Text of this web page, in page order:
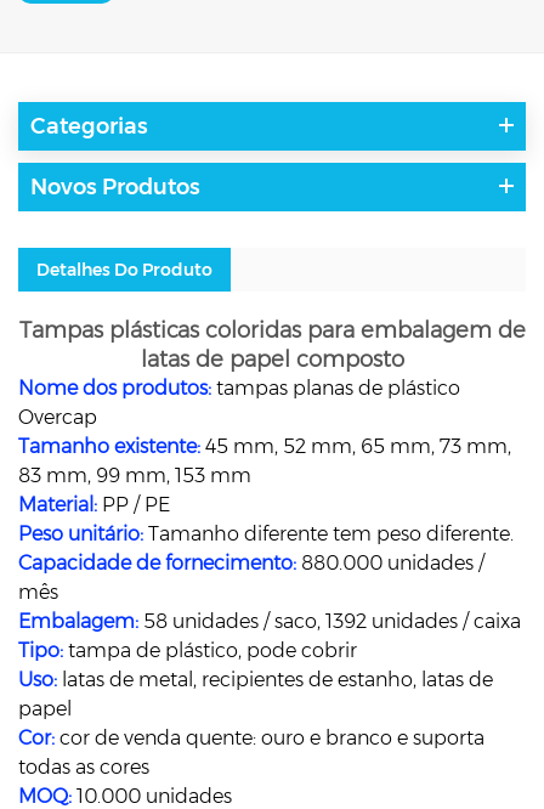
Categorias
Novos Produtos
Detalhes Do Produto
Tampas plásticas coloridas para embalagem de
latas de papel composto
Nome dos produtos: tampas planas de plástico
Overcap
Tamanho existente: 45 mm, 52 mm, 65 mm, 73 mm,
83 mm, 99 mm, 153 mm
Material: PP / PE
Peso unitário: Tamanho diferente tem peso diferente.
Capacidade de fornecimento: 880.000 unidades /
mês
Embalagem: 58 unidades / saco, 1392 unidades / caixa
Tipo: tampa de plástico, pode cobrir
Uso: latas de metal, recipientes de estanho, latas de
papel
Cor: cor de venda quente: ouro e branco e suporta
todas as cores
MOQ: 10.000 unidades